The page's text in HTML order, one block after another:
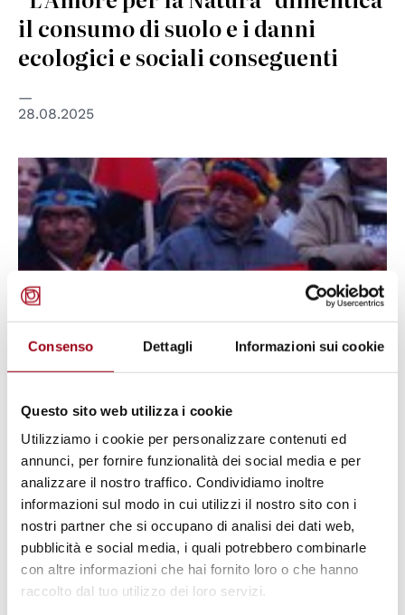
Consenso Dettagli Informazioni sui cookie
Questo sito web utilizza i cookie
Utilizziamo i cookie per personalizzare contenuti ed
annunci, per fornire funzionalità dei social media e per
analizzare il nostro traffico. Condividiamo inoltre
informazioni sul modo in cui utilizzi il nostro sito con i
nostri partner che si occupano di analisi dei dati web,
pubblicità e social media, i quali potrebbero combinarle
con altre informazioni che hai fornito loro o che hanno
raccolto dal tuo utilizzo dei loro servizi.
il consumo di suolo e i danni
ecologici e sociali conseguenti
28.08.2025
PERSONE/POPOLI INDIGENI
9 agosto 2025, Giornata
Internazionale dei Popoli Indigeni
del Mondo: Preservare diritti,
tradizioni e futuri sostenibili
08.08.2025